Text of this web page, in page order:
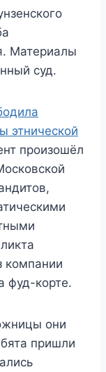
Материалы
суд.
этнической
произошёл
компании
фуд-корте.
они
пришли